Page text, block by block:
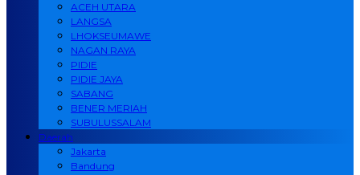
ACEH UTARA
LANGSA
LHOKSEUMAWE
NAGAN RAYA
PIDIE
PIDIE JAYA
SABANG
BENER MERIAH
SUBULUSSALAM
Daerah
Jakarta
Bandung